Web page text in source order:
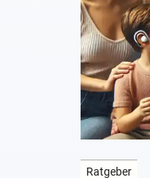
Ratgeber